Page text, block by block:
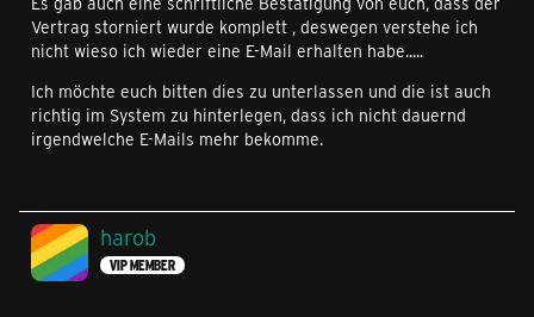
Vertrag storniert wurde komplett , deswegen verstehe ich
nicht wieso ich wieder eine E-Mail erhalten habe.....
Ich möchte euch bitten dies zu unterlassen und die ist auch
richtig im System zu hinterlegen, dass ich nicht dauernd
irgendwelche E-Mails mehr bekomme.
harob
VIP MEMBER